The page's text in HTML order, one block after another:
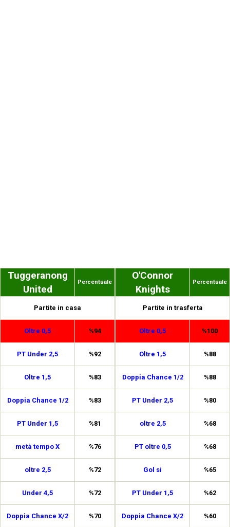
Tuggeranong
United
Percentuale
Partite in casa
Oltre 0,5 %94
PT Under 2,5 %92
Oltre 1,5 %83
Doppia Chance 1/2 %83
PT Under 1,5 %81
metà tempo X %76
oltre 2,5 %72
Under 4,5 %72
Doppia Chance X/2 %70
O'Connor
Knights
Percentuale
Partite in trasferta
Oltre 0,5 %100
Oltre 1,5 %88
Doppia Chance 1/2 %88
PT Under 2,5 %80
oltre 2,5 %68
PT oltre 0,5 %68
Gol si %65
PT Under 1,5 %62
Doppia Chance X/2 %60